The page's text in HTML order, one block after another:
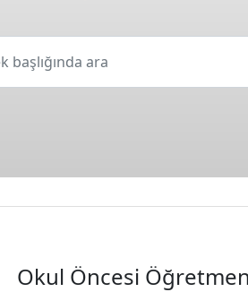
başlığında ara
Okul Öncesi